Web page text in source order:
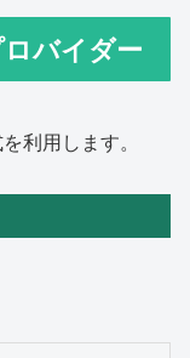
バイダー
利用します。